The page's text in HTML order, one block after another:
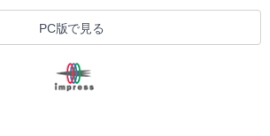
PC版で見る